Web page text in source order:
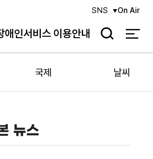
애인서비스 이용안내
SNS On Air
검
국제 날씨
뉴스